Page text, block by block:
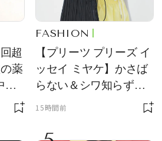
超
薬
身
え
FASHION
【プリーツ プリーズ イ
ッセイ ミヤケ】かさば
らない＆シワ知らず！
夏旅に連れていきたい
15時間前